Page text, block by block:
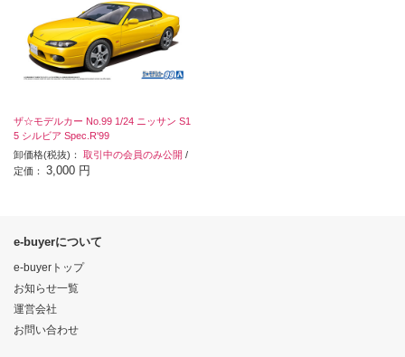
ザ☆モデルカー No.99 1/24 ニッサン S1
5 シルビア Spec.R'99
卸価格(税抜)： 取引中の会員のみ公開 /
定価： 3,000 円
e-buyerについて
e-buyerトップ
お知らせ一覧
運営会社
お問い合わせ